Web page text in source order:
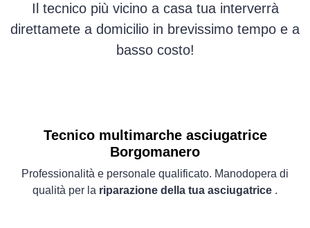
Il tecnico più vicino a casa tua interverrà
direttamete a domicilio in brevissimo tempo e a
basso costo!
Tecnico multimarche asciugatrice
Borgomanero
Professionalità e personale qualificato. Manodopera di
qualità per la riparazione della tua asciugatrice .